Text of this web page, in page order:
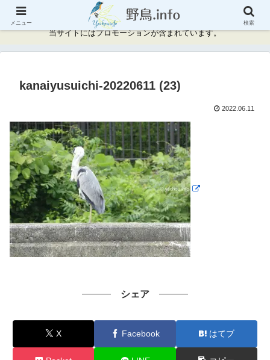
神奈川県周辺の野鳥情報と記録
当サイトにはプロモーションが含まれています。
kanaiyusuichi-20220611 (23)
2022.06.11
シェア
X Facebook はてブ
メニュー 検索